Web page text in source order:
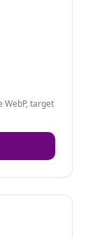
WebP, target